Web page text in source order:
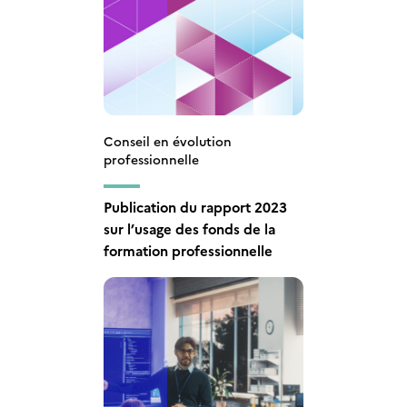
Conseil en évolution
professionnelle
Publication du rapport 2023
sur l’usage des fonds de la
formation professionnelle